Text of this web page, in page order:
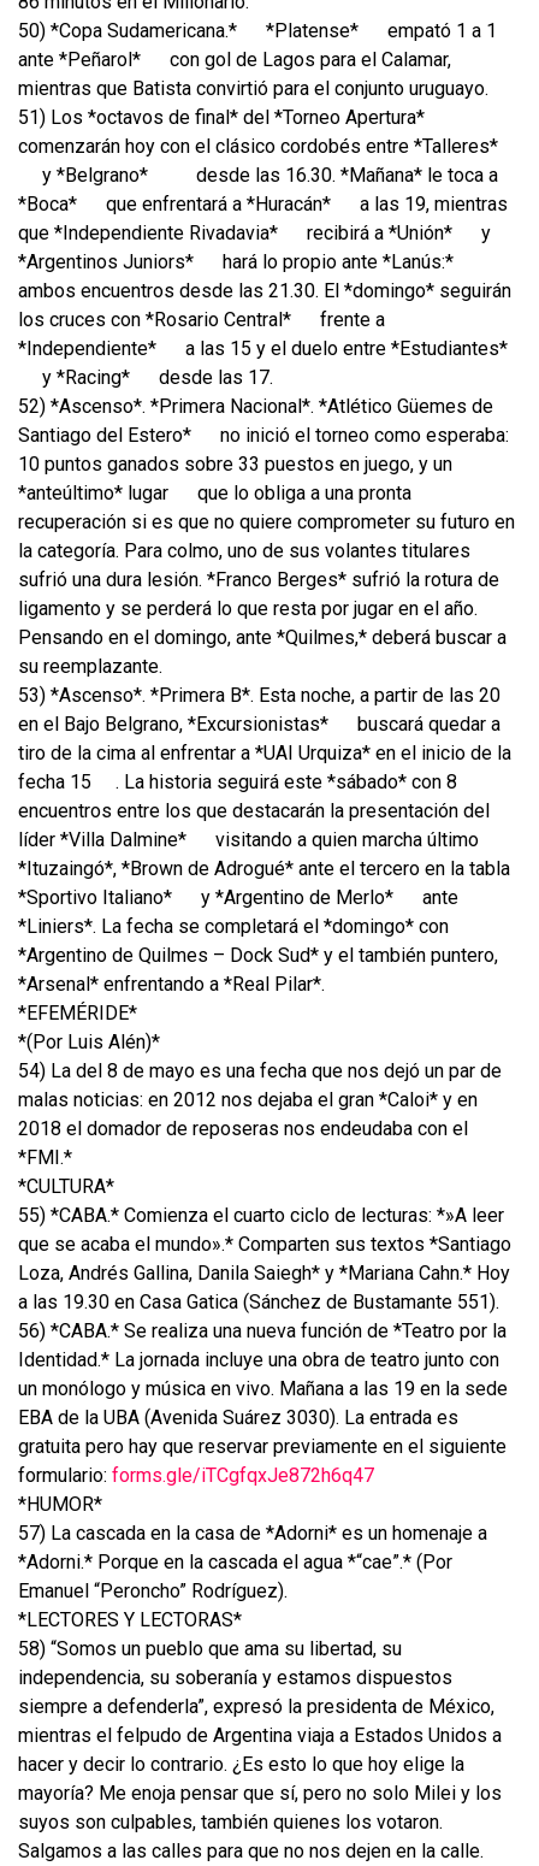
50) *Copa Sudamericana.*
*Platense*
empató 1 a 1
ante *Peñarol*
con gol de Lagos para el Calamar,
mientras que Batista convirtió para el conjunto uruguayo.
51) Los *octavos de final* del *Torneo Apertura*
comenzarán hoy con el clásico cordobés entre *Talleres*
y *Belgrano*
desde las 16.30. *Mañana* le toca a
*Boca*
que enfrentará a *Huracán*
a las 19, mientras
que *Independiente Rivadavia*
recibirá a *Unión*
y
*Argentinos Juniors*
hará lo propio ante *Lanús:*
ambos encuentros desde las 21.30. El *domingo* seguirán
los cruces con *Rosario Central*
frente a
*Independiente*
a las 15 y el duelo entre *Estudiantes*
y *Racing*
desde las 17.
52) *Ascenso*. *Primera Nacional*. *Atlético Güemes de
Santiago del Estero*
no inició el torneo como esperaba:
10 puntos ganados sobre 33 puestos en juego, y un
*anteúltimo* lugar
que lo obliga a una pronta
recuperación si es que no quiere comprometer su futuro en
la categoría. Para colmo, uno de sus volantes titulares
sufrió una dura lesión. *Franco Berges* sufrió la rotura de
ligamento y se perderá lo que resta por jugar en el año.
Pensando en el domingo, ante *Quilmes,* deberá buscar a
su reemplazante.
53) *Ascenso*. *Primera B*. Esta noche, a partir de las 20
en el Bajo Belgrano, *Excursionistas*
buscará quedar a
tiro de la cima al enfrentar a *UAI Urquiza* en el inicio de la
fecha 15
. La historia seguirá este *sábado* con 8
encuentros entre los que destacarán la presentación del
líder *Villa Dalmine*
visitando a quien marcha último
*Ituzaingó*, *Brown de Adrogué* ante el tercero en la tabla
*Sportivo Italiano*
y *Argentino de Merlo*
ante
*Liniers*. La fecha se completará el *domingo* con
*Argentino de Quilmes – Dock Sud* y el también puntero,
*Arsenal* enfrentando a *Real Pilar*.
*EFEMÉRIDE*
*(Por Luis Alén)*
54) La del 8 de mayo es una fecha que nos dejó un par de
malas noticias: en 2012 nos dejaba el gran *Caloi* y en
2018 el domador de reposeras nos endeudaba con el
*FMI.*
*CULTURA*
55) *CABA.* Comienza el cuarto ciclo de lecturas: *»A leer
que se acaba el mundo».* Comparten sus textos *Santiago
Loza, Andrés Gallina, Danila Saiegh* y *Mariana Cahn.* Hoy
a las 19.30 en Casa Gatica (Sánchez de Bustamante 551).
56) *CABA.* Se realiza una nueva función de *Teatro por la
Identidad.* La jornada incluye una obra de teatro junto con
un monólogo y música en vivo. Mañana a las 19 en la sede
EBA de la UBA (Avenida Suárez 3030). La entrada es
gratuita pero hay que reservar previamente en el siguiente
formulario: forms.gle/iTCgfqxJe872h6q47
*HUMOR*
57) La cascada en la casa de *Adorni* es un homenaje a
*Adorni.* Porque en la cascada el agua *“cae”.* (Por
Emanuel “Peroncho” Rodríguez).
*LECTORES Y LECTORAS*
58) “Somos un pueblo que ama su libertad, su
independencia, su soberanía y estamos dispuestos
siempre a defenderla”, expresó la presidenta de México,
mientras el felpudo de Argentina viaja a Estados Unidos a
hacer y decir lo contrario. ¿Es esto lo que hoy elige la
mayoría? Me enoja pensar que sí, pero no solo Milei y los
suyos son culpables, también quienes los votaron.
Salgamos a las calles para que no nos dejen en la calle.